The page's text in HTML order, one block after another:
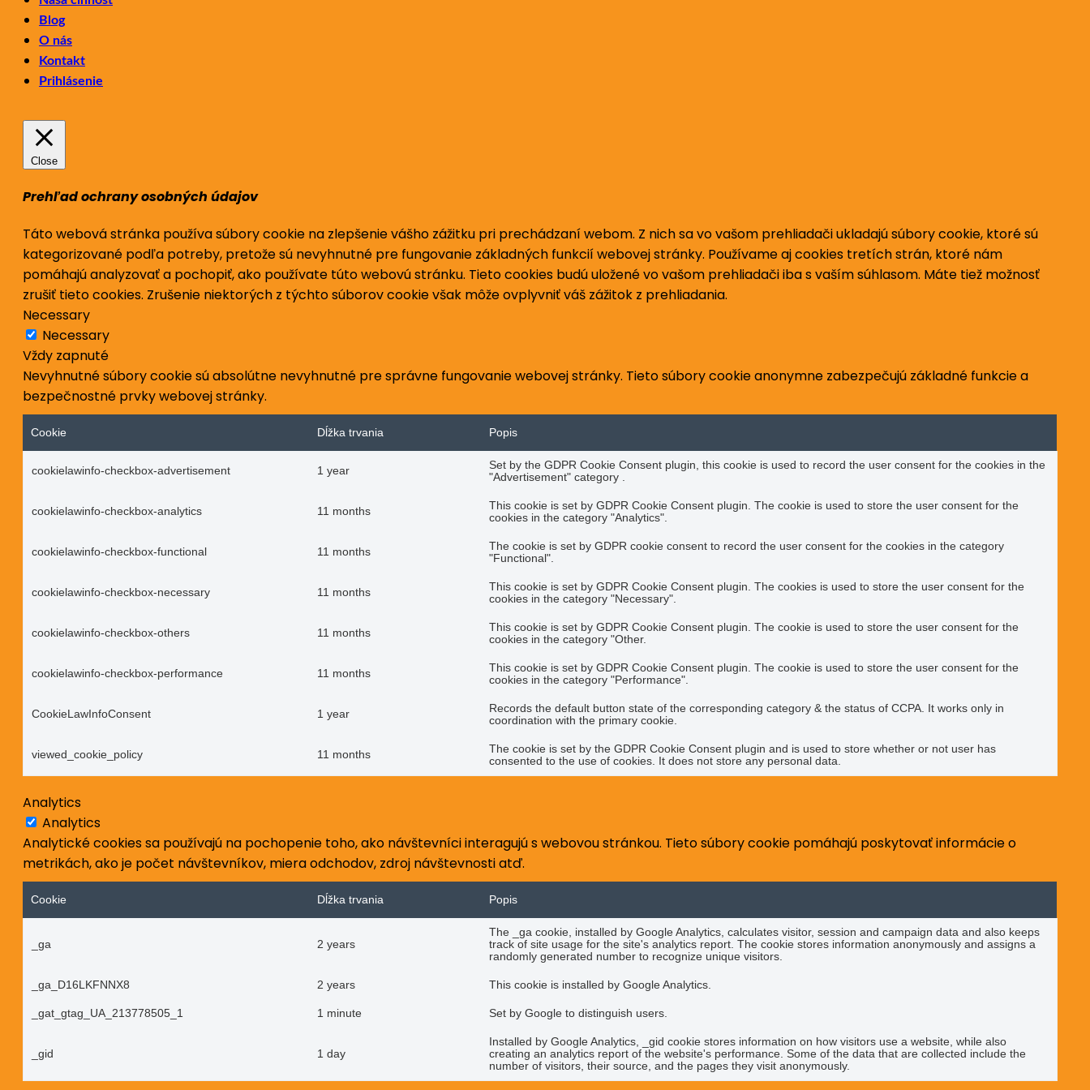
Blog
O nás
Kontakt
Prihlásenie
Close
Prehľad ochrany osobných údajov
Táto webová stránka používa súbory cookie na zlepšenie vášho zážitku pri prechádzaní webom. Z nich sa vo vašom prehliadači ukladajú súbory cookie, ktoré sú
kategorizované podľa potreby, pretože sú nevyhnutné pre fungovanie základných funkcií webovej stránky. Používame aj cookies tretích strán, ktoré nám
pomáhajú analyzovať a pochopiť, ako používate túto webovú stránku. Tieto cookies budú uložené vo vašom prehliadači iba s vaším súhlasom. Máte tiež možnosť
zrušiť tieto cookies. Zrušenie niektorých z týchto súborov cookie však môže ovplyvniť váš zážitok z prehliadania.
Necessary
Necessary
Vždy zapnuté
Nevyhnutné súbory cookie sú absolútne nevyhnutné pre správne fungovanie webovej stránky. Tieto súbory cookie anonymne zabezpečujú základné funkcie a
bezpečnostné prvky webovej stránky.
Cookie Dĺžka trvania Popis
cookielawinfo-checkbox-advertisement 1 year
Set by the GDPR Cookie Consent plugin, this cookie is used to record the user consent for the cookies in the
"Advertisement" category .
cookielawinfo-checkbox-analytics 11 months
This cookie is set by GDPR Cookie Consent plugin. The cookie is used to store the user consent for the
cookies in the category "Analytics".
cookielawinfo-checkbox-functional 11 months
The cookie is set by GDPR cookie consent to record the user consent for the cookies in the category
"Functional".
cookielawinfo-checkbox-necessary 11 months
This cookie is set by GDPR Cookie Consent plugin. The cookies is used to store the user consent for the
cookies in the category "Necessary".
cookielawinfo-checkbox-others 11 months
This cookie is set by GDPR Cookie Consent plugin. The cookie is used to store the user consent for the
cookies in the category "Other.
cookielawinfo-checkbox-performance 11 months
This cookie is set by GDPR Cookie Consent plugin. The cookie is used to store the user consent for the
cookies in the category "Performance".
CookieLawInfoConsent 1 year
Records the default button state of the corresponding category & the status of CCPA. It works only in
coordination with the primary cookie.
viewed_cookie_policy 11 months
The cookie is set by the GDPR Cookie Consent plugin and is used to store whether or not user has
consented to the use of cookies. It does not store any personal data.
Analytics
Analytics
Analytické cookies sa používajú na pochopenie toho, ako návštevníci interagujú s webovou stránkou. Tieto súbory cookie pomáhajú poskytovať informácie o
metrikách, ako je počet návštevníkov, miera odchodov, zdroj návštevnosti atď.
Cookie Dĺžka trvania Popis
_ga 2 years
The _ga cookie, installed by Google Analytics, calculates visitor, session and campaign data and also keeps
track of site usage for the site's analytics report. The cookie stores information anonymously and assigns a
randomly generated number to recognize unique visitors.
_ga_D16LKFNNX8 2 years This cookie is installed by Google Analytics.
_gat_gtag_UA_213778505_1 1 minute Set by Google to distinguish users.
_gid 1 day
Installed by Google Analytics, _gid cookie stores information on how visitors use a website, while also
creating an analytics report of the website's performance. Some of the data that are collected include the
number of visitors, their source, and the pages they visit anonymously.